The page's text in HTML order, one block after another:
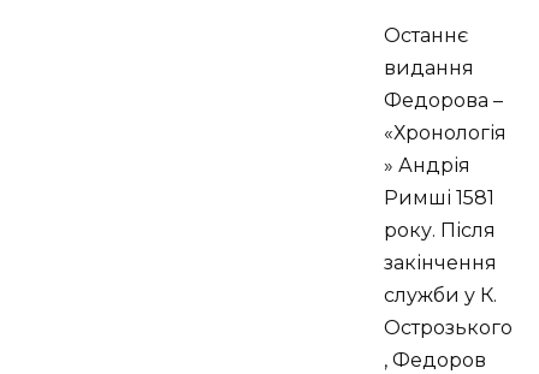
Останнє
видання
Федорова –
«Хронологія
» Андрія
Римші 1581
року. Після
закінчення
служби у К.
Острозького
, Федоров